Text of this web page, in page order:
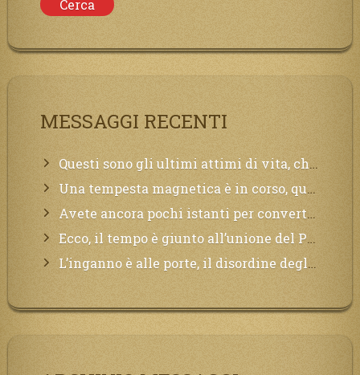
MESSAGGI RECENTI
Questi sono gli ultimi attimi di vita, chi si vuole salvare Mi chiami in suo aiuto.
Una tempesta magnetica è in corso, questa generazione patirà. Il black out non tarderà ad arrivare e tutta la Terra sarà oscurata.
Avete ancora pochi istanti per convertirvi, non perdete tempo, la sciagura arriverà all’improvviso e per chi non si sarà preparato saranno dolori.
Ecco, il tempo è giunto all’unione del Padre con il figlio, non avete che da attendere pochissimo.
L’inganno è alle porte, il disordine degli ordinati urlerà perdono, ma sarà troppo tardi, il tradimento è stato grande!